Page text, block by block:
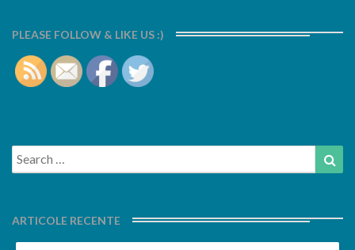
PLEASE FOLLOW & LIKE US :)
Search
for:
ARTICOLE RECENTE